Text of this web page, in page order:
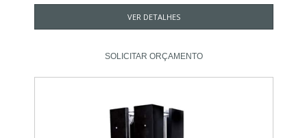
VER DETALHES
SOLICITAR ORÇAMENTO